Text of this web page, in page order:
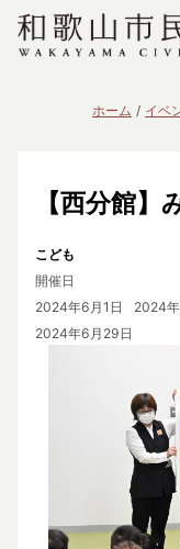
ホーム イベ
【西分館
こども
開催日
2024年6月1日
2024
2024年6月29日